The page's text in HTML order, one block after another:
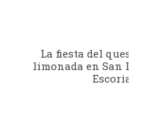
La fiesta del queso
limonada en San
Escorial